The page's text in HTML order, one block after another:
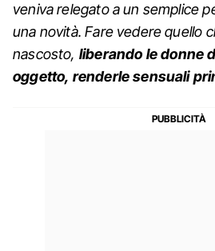
veniva relegato a un semplice
una novità. Fare vedere quello
nascosto, liberando le donne
oggetto, renderle sensuali